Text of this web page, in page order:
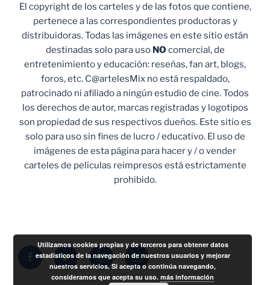
El copyright de los carteles y de las fotos que contiene,
pertenece a las correspondientes productoras y
distribuidoras. Todas las imágenes en este sitio están
destinadas solo para uso NO comercial, de
entretenimiento y educación: reseñas, fan art, blogs,
foros, etc. C@artelesMix no está respaldado,
patrocinado ni afiliado a ningún estudio de cine. Todos
los derechos de autor, marcas registradas y logotipos
son propiedad de sus respectivos dueños. Este sitio es
solo para uso sin fines de lucro / educativo. El uso de
imágenes de esta página para hacer y / o vender
carteles de películas reimpresos está estrictamente
prohibido.
FacebookTwitter InstagramCorreo
electrónico
Utilizamos cookies propias y de terceros para obtener datos
estadísticos de la navegación de nuestros usuarios y mejorar
nuestros servicios. Si acepta o continúa navegando,
consideramos que acepta su uso.más información